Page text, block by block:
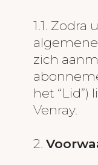
1.1. Zodra
zich
het
Venray.
2.